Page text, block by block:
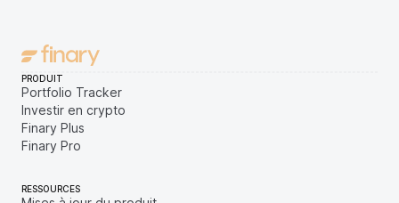
PRODUIT
Portfolio Tracker
Investir en crypto
Finary Plus
Finary Pro
RESSOURCES